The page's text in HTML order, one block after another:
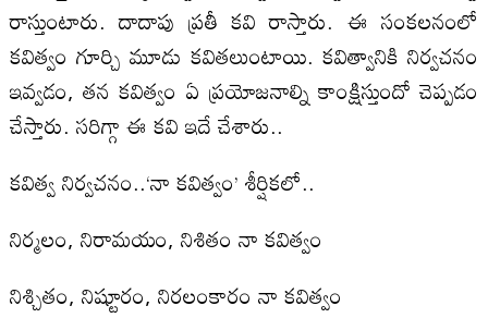
రాస్తుంటారు. దాదాపు ప్రతీ కవి రాస్తారు. ఈ సంకలనంలో
కవిత్వం గూర్చి మూడు కవితలుంటాయి. కవిత్వానికి నిర్వచనం
ఇవ్వడం, తన కవిత్వం ఏ ప్రయోజనాల్ని కాంక్షిస్తుందో చెప్పడం
చేస్తారు. సరిగ్గా ఈ కవి ఇదే చేశారు..
కవిత్వ నిర్వచనం..‘నా కవిత్వం’ శీర్షికలో..
నిర్మలం, నిరామయం, నిశితం నా కవిత్వం
నిశ్చితం, నిష్టూరం, నిరలంకారం నా కవిత్వం